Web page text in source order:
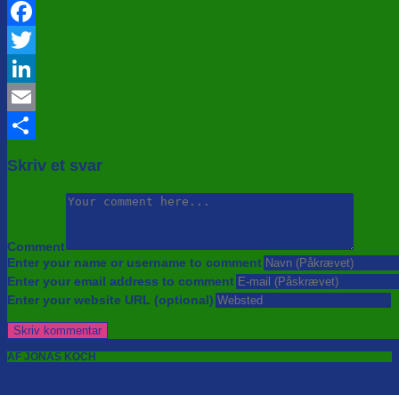
Facebook
Twitter
LinkedIn
Email
Skriv et svar
Comment
Enter your name or username to comment
Enter your email address to comment
Enter your website URL (optional)
AF JONAS KOCH